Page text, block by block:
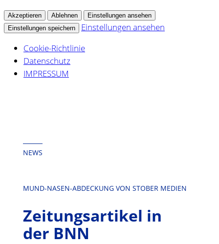
Akzeptieren Ablehnen
Einstellungen ansehen
Einstellungen speichern
Einstellungen ansehen
Cookie-Richtlinie
Datenschutz
IMPRESSUM
NEWS
MUND-NASEN-ABDECKUNG VON STOBER MEDIEN
Zeitungsartikel in
der BNN